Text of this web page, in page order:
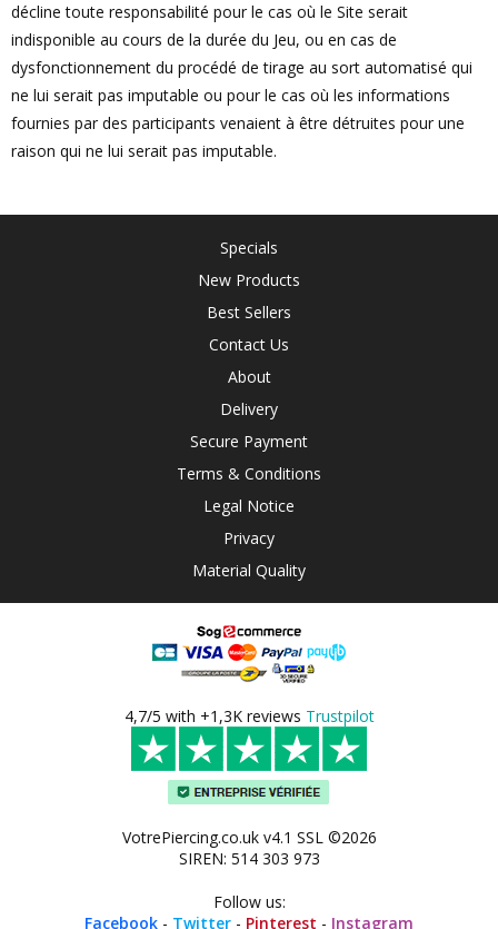
décline toute responsabilité pour le cas où le Site serait
indisponible au cours de la durée du Jeu, ou en cas de
dysfonctionnement du procédé de tirage au sort automatisé qui
ne lui serait pas imputable ou pour le cas où les informations
fournies par des participants venaient à être détruites pour une
raison qui ne lui serait pas imputable.
Specials
New Products
Best Sellers
Contact Us
About
Delivery
Secure Payment
Terms & Conditions
Legal Notice
Privacy
Material Quality
4,7/5 with +1,3K reviews Trustpilot
VotrePiercing.co.uk v4.1 SSL ©2026
SIREN: 514 303 973
Follow us:
Facebook - Twitter - Pinterest - Instagram